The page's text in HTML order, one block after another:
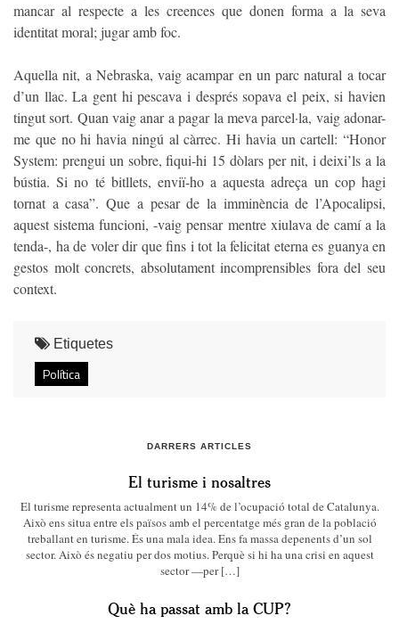
mancar al respecte a les creences que donen forma a la seva
identitat moral; jugar amb foc.
Aquella nit, a Nebraska, vaig acampar en un parc natural a tocar
d’un llac. La gent hi pescava i després sopava el peix, si havien
tingut sort. Quan vaig anar a pagar la meva parcel·la, vaig adonar-
me que no hi havia ningú al càrrec. Hi havia un cartell: “Honor
System: prengui un sobre, fiqui-hi 15 dòlars per nit, i deixi’ls a la
bústia. Si no té bitllets, enviï-ho a aquesta adreça un cop hagi
tornat a casa”. Que a pesar de la imminència de l’Apocalipsi,
aquest sistema funcioni, -vaig pensar mentre xiulava de camí a la
tenda-, ha de voler dir que fins i tot la felicitat eterna es guanya en
gestos molt concrets, absolutament incomprensibles fora del seu
context.
Etiquetes
Política
DARRERS ARTICLES
El turisme i nosaltres
El turisme representa actualment un 14% de l’ocupació total de Catalunya.
Això ens situa entre els països amb el percentatge més gran de la població
treballant en turisme. És una mala idea. Ens fa massa depenents d’un sol
sector. Això és negatiu per dos motius. Perquè si hi ha una crisi en aquest
sector —per […]
Què ha passat amb la CUP?